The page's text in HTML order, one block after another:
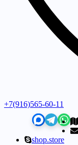
+7(916)565-60-11
shop.store